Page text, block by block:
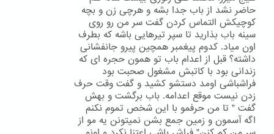
حاضر نشد از باب جدا بشه و هرچی زن و بچه
کوچیکش التماس کردن گفت سر من رو روی
سینه باب بذارید تا سپر تیرهایی باشه که بطرف
اون میاد. کدوم پیغمبر همچین پیرو جانفشانی
داشته؟ قبل از اعدام باب تو همون حجره ای که
زندانی بود با کاتبش مشغول صحبت بود
فراشباشی اومد دستشو کشید و گفت وقت حرف
زدن نیست موقع اعدامه. باب برگشت و بهش
گفت " تا من حرفمو با این شخص تموم نکنم
اگه آسمون و زمین جمع بشن نمیتونن یه مو از